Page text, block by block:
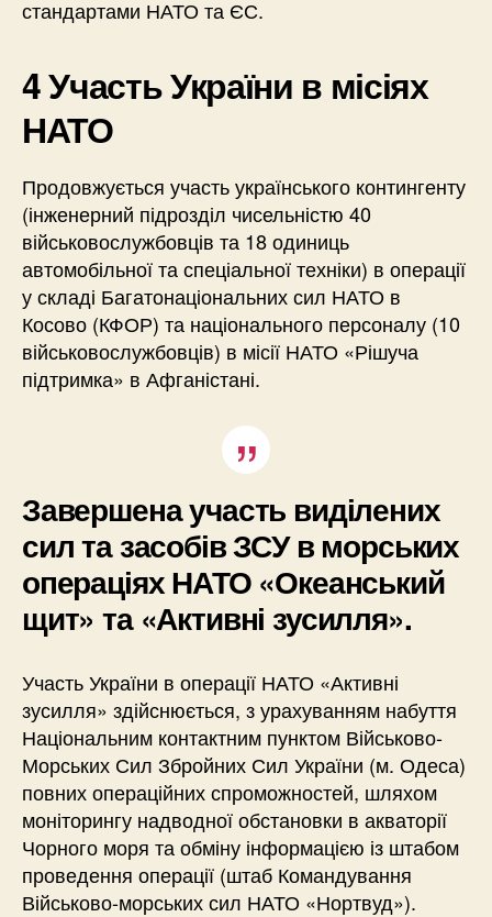
стандартами НАТО та ЄС.
4 Участь України в місіях
НАТО
Продовжується участь українського контингенту
(інженерний підрозділ чисельністю 40
військовослужбовців та 18 одиниць
автомобільної та спеціальної техніки) в операції
у складі Багатонаціональних сил НАТО в
Косово (КФОР) та національного персоналу (10
військовослужбовців) в місії НАТО «Рішуча
підтримка» в Афганістані.
Завершена участь виділених
сил та засобів ЗСУ в морських
операціях НАТО «Океанський
щит» та «Активні зусилля».
Участь України в операції НАТО «Активні
зусилля» здійснюється, з урахуванням набуття
Національним контактним пунктом Військово-
Морських Сил Збройних Сил України (м. Одеса)
повних операційних спроможностей, шляхом
моніторингу надводної обстановки в акваторії
Чорного моря та обміну інформацією із штабом
проведення операції (штаб Командування
Військово-морських сил НАТО «Нортвуд»).